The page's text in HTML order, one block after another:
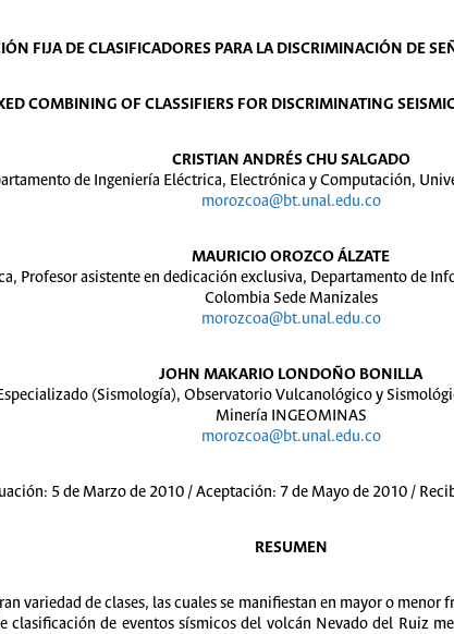
FIJA DE CLASIFICADORES PARA LA DISCRIMINACIÓN DE
COMBINING OF CLASSIFIERS FOR DISCRIMINATING
CRISTIAN ANDRÉS CHU SALGADO
de Ingeniería Eléctrica, Electrónica y Computación,
morozcoa@bt.unal.edu.co
MAURICIO OROZCO ÁLZATE
Profesor asistente en dedicación exclusiva, Departamento de
Colombia Sede Manizales
morozcoa@bt.unal.edu.co
JOHN MAKARIO LONDOÑO BONILLA
(Sismología), Observatorio Vulcanológico y
Minería INGEOMINAS
morozcoa@bt.unal.edu.co
5 de Marzo de 2010 / Aceptación: 7 de Mayo de 2010 /
RESUMEN
variedad de clases, las cuales se manifiestan en mayor o
clasificación de eventos sísmicos del volcán Nevado del Ruiz